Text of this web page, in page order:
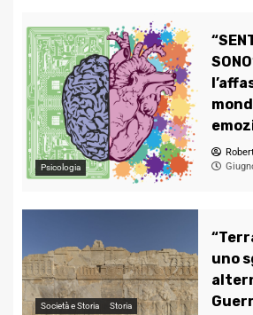
Psicologia
Società e Storia Storia
uno